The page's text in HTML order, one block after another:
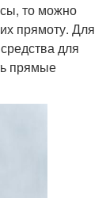
то можно
прямоту. Для
для
прямые